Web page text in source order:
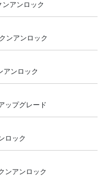
ンアンロック
ンアンロック
アンロック
ップグレード
ロック
ンアンロック